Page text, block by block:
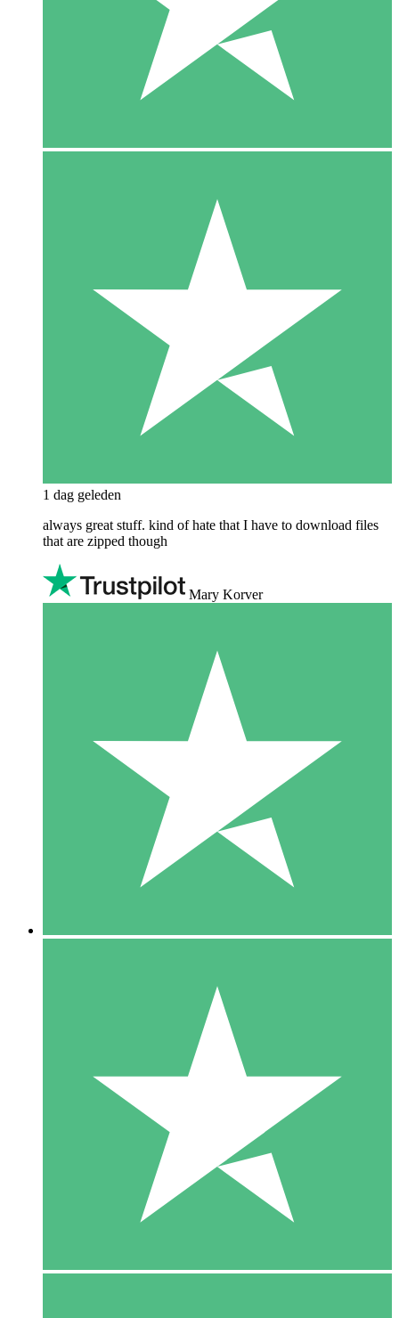
1 dag geleden
always great stuff. kind of hate that I have to download files
that are zipped though
Mary Korver